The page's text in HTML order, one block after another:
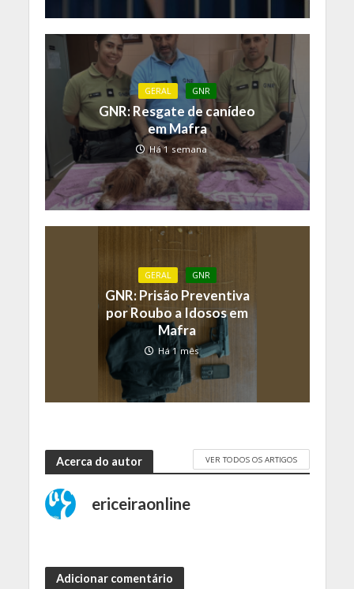
GERAL GNR
GNR: Resgate de canídeo
em Mafra
Há 1 semana
GERAL GNR
GNR: Prisão Preventiva
por Roubo a Idosos em
Mafra
Há 1 mês
Acerca do autor VER TODOS OS ARTIGOS
ericeiraonline
Adicionar comentário